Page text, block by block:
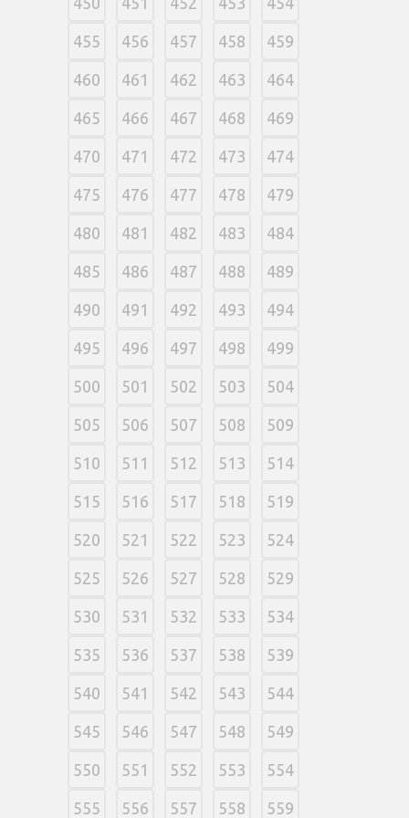
455 456 457 458 459
460 461 462 463 464
465 466 467 468 469
470 471 472 473 474
475 476 477 478 479
480 481 482 483 484
485 486 487 488 489
490 491 492 493 494
495 496 497 498 499
500 501 502 503 504
505 506 507 508 509
510 511 512 513 514
515 516 517 518 519
520 521 522 523 524
525 526 527 528 529
530 531 532 533 534
535 536 537 538 539
540 541 542 543 544
545 546 547 548 549
550 551 552 553 554
555 556 557 558 559